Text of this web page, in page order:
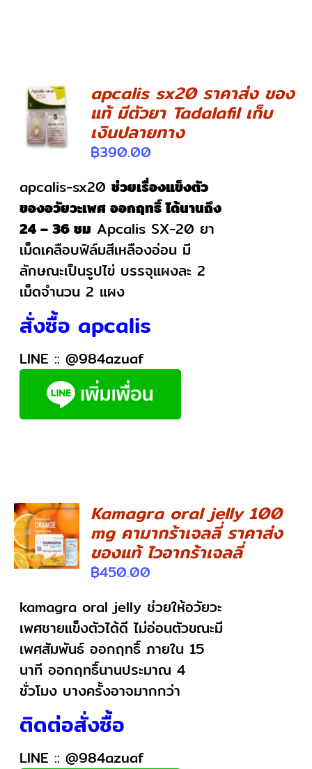
DETAILS
apcalis sx20 ราคาส่ง ของ
แท้ มีตัวยา Tadalafil เก็บ
เงินปลายทาง
฿390.00
apcalis-sx20ช่วยเรื่องแข็งตัว
ของอวัยวะเพศ ออกฤทธิ์ ได้นานถึง
24 – 36 ชม Apcalis SX-20 ยา
เม็ดเคลือบฟิล์มสีเหลืองอ่อน มี
ลักษณะเป็นรูปไข่ บรรจุแผงละ 2
เม็ดจำนวน 2 แผง
สั่งซื้อ apcalis
LINE ::@984azuaf
DETAILS
Kamagra oral jelly 100
mg คามากร้าเจลลี่ ราคาส่ง
ของแท้ ไวอากร้าเจลลี่
฿450.00
kamagra oral jelly ช่วยให้อวัยวะ
เพศชายแข็งตัวได้ดี ไม่อ่อนตัวขณะมี
เพศสัมพันธ์ ออกฤทธิ์ ภายใน 15
นาที ออกฤทธิ์นานประมาณ 4
ชั่วโมง บางครั้งอาจมากกว่า
ติดต่อสั่งซื้อ
LINE ::@984azuaf